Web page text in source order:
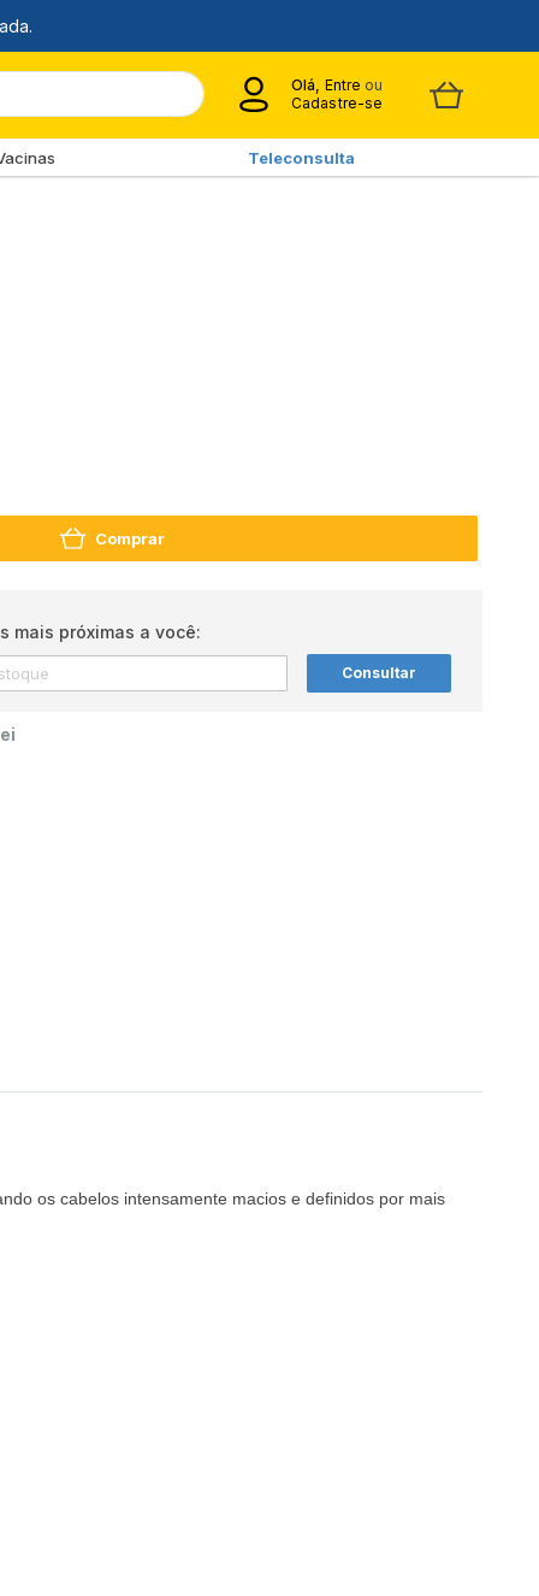
Olá, Entre ou
Cadastre-se
Teleconsulta
Comprar
mais próximas a você:
Consultar
os cabelos intensamente macios e definidos por mais